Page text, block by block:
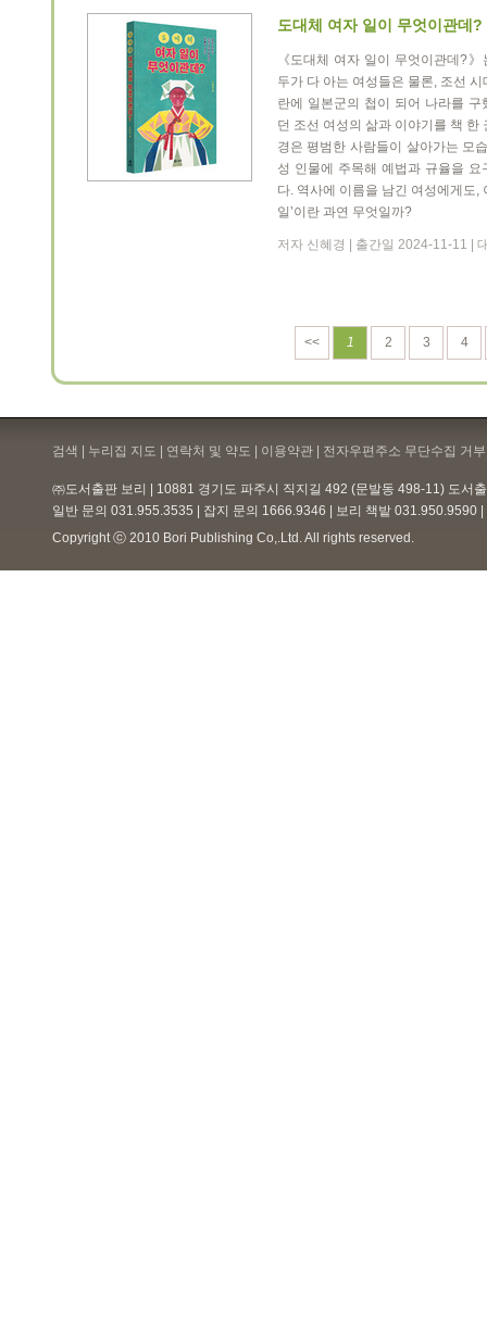
도대체 여자 일이 무엇이관데?
《도대체 여자 일이 무엇이관데?
두가 다 아는 여성들은 물론, 조선
란에 일본군의 첩이 되어 나라를
던 조선 여성의 삶과 이야기를 책
경은 평범한 사람들이 살아가는 모
성 인물에 주목해 예법과 규율을
다. 역사에 이름을 남긴 여성에게도,
일’이란 과연 무엇일까?
저자 신혜경 | 출간일 2024-11-11 |
<< 1 2 3 4
검색 | 누리집 지도 | 연락처 및 약도 | 이용약관 | 전자우편주소 무단수집 거
㈜도서출판 보리 | 10881 경기도 파주시 직지길 492 (문발동 498-11) 도서
일반 문의 031.955.3535 | 잡지 문의 1666.9346 | 보리 책밭 031.950.9590
Copyright ⓒ 2010 Bori Publishing Co,.Ltd. All rights reserved.